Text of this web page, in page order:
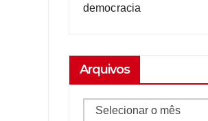
democracia
Arquivos